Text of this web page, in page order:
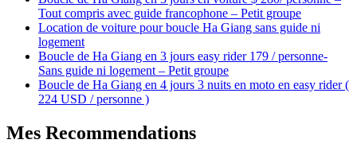
Tout compris avec guide francophone – Petit groupe
Location de voiture pour boucle Ha Giang sans guide ni
logement
Boucle de Ha Giang en 3 jours easy rider 179 / personne-
Sans guide ni logement – Petit groupe
Boucle de Ha Giang en 4 jours 3 nuits en moto en easy rider (
224 USD / personne )
Mes Recommendations